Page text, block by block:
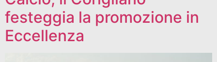
festeggia la promozione in
Eccellenza